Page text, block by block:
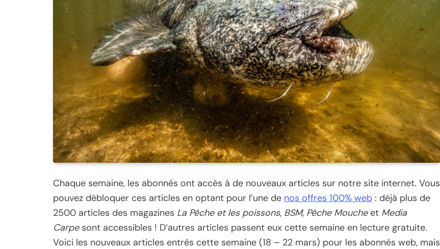
Chaque semaine, les abonnés ont accès à de nouveaux articles sur notre site internet. Vous
pouvez débloquer ces articles en optant pour l’une de nos offres 100% web : déjà plus de
2500 articles des magazines La Pêche et les poissons, BSM, Pêche Moucheet Media
Carpesont accessibles ! D’autres articles passent eux cette semaine en lecture gratuite.
Voici les nouveaux articles entrés cette semaine (18 – 22 mars) pour les abonnés web, mais